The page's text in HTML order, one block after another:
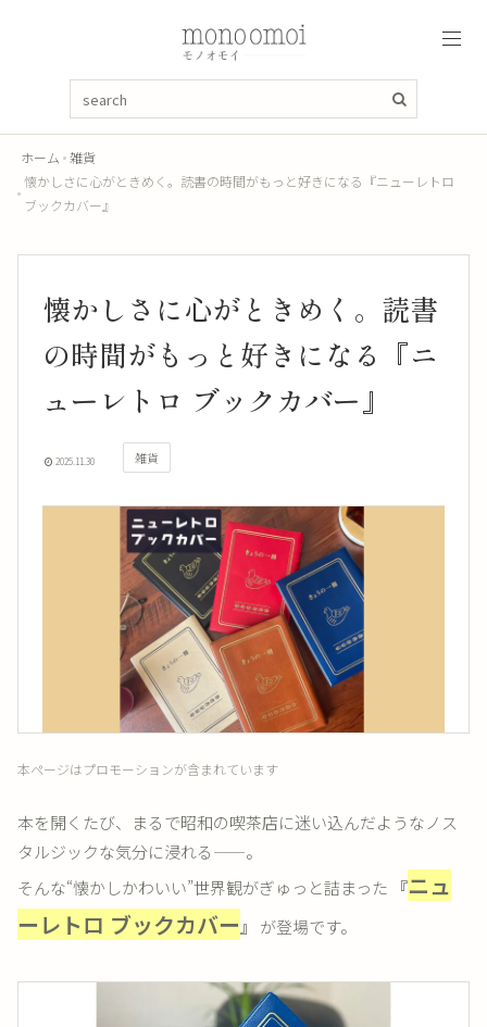
ホーム 雑貨
懐かしさに心がときめく。読書の時間がもっと好きになる『ニューレトロ
ブックカバー』
懐かしさに心がときめく。読書
の時間がもっと好きになる『ニ
ューレトロ ブックカバー』
2025.11.30 雑貨
本ページはプロモーションが含まれています
本を開くたび、まるで昭和の喫茶店に迷い込んだようなノス
タルジックな気分に浸れる——。
そんな“懐かしかわいい”世界観がぎゅっと詰まった
『ニュ
ーレトロ ブックカバー』 が登場です。